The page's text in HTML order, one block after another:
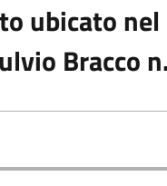
ubicato
Bracco